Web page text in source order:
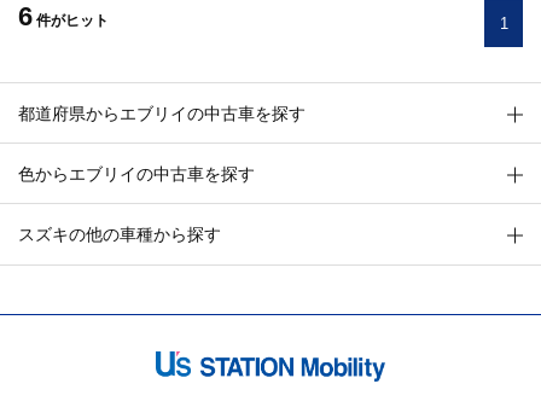
6 件がヒット 1
都道府県からエブリイの中古車を探す
色からエブリイの中古車を探す
スズキの他の車種から探す